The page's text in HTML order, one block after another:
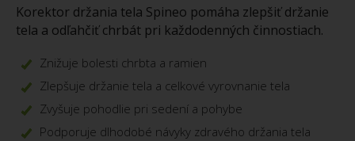
Korektor držania tela Spineo pomáha zlepšiť držanie
tela a odľahčiť chrbát pri každodenných činnostiach.
Znižuje bolesti chrbta a ramien
Zlepšuje držanie tela a celkové vyrovnanie tela
Zvyšuje pohodlie pri sedení a pohybe
Podporuje dlhodobé návyky zdravého držania tela